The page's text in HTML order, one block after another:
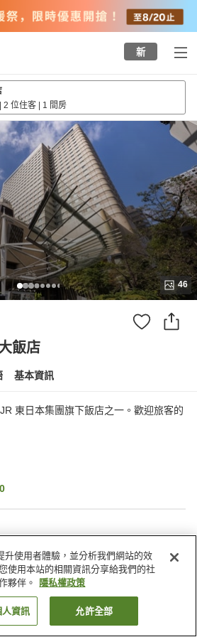
新
| 2 位住客 | 1 間房
46
飯店
基本資訊
東日本集團旗下飯店之一。歡迎旅客的
Spa／美容沙龍
餐廳
找客房
升使用者體驗，並分析我們網站的效
使用本站的相關資訊分享給我們的社
夥伴。
隱私權政策
資訊 允許全部